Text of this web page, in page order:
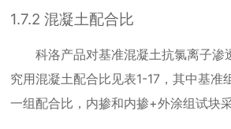
1.7.2混凝土配合比
科洛产品对基准混凝土抗氯离子渗
究用混凝土配合比见表1-17 ，其中基准
一组配合比，内掺和内掺+外涂组试块